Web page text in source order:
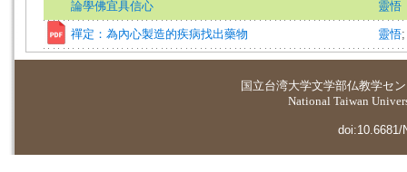
論學佛宜具信心 靈悟
禪定：為內心製造的疾病找出藥物 靈悟
国立台湾大学文学部仏教学セ
National Taiwan
doi:10.6681/